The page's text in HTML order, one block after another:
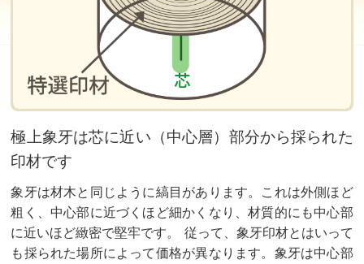
極上象牙は芯に近い（中心層）部分から採られた
印材です
象牙は材木と同じように縞目があります。これは外側ほど
粗く、中心部に近づくほど細かくなり、材質的にも中心部
に近いほど緻密で堅牢です。 従って、象牙印材とはいって
も採られた場所によって価格が異なります。象牙は中心部